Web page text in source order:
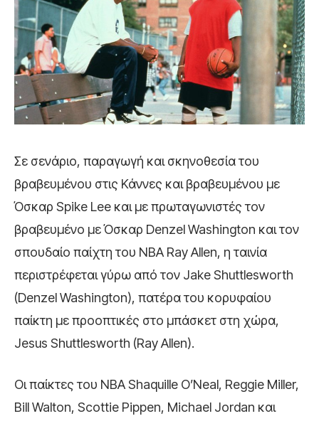
Σε σενάριο, παραγωγή και σκηνοθεσία του
βραβευμένου στις Κάννες και βραβευμένου με
Όσκαρ Spike Lee και με πρωταγωνιστές τον
βραβευμένο με Όσκαρ Denzel Washington και τον
σπουδαίο παίχτη του NBA Ray Allen, η ταινία
περιστρέφεται γύρω από τον Jake Shuttlesworth
(Denzel Washington), πατέρα του κορυφαίου
παίκτη με προοπτικές στο μπάσκετ στη χώρα,
Jesus Shuttlesworth (Ray Allen).
Οι παίκτες του NBA Shaquille O’Neal, Reggie Miller,
Bill Walton, Scottie Pippen, Michael Jordan και